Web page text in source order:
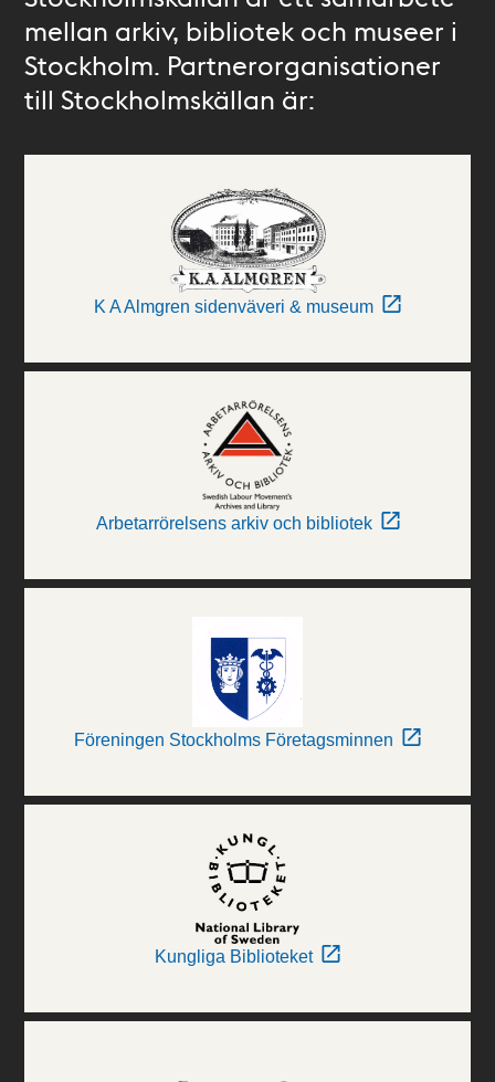
mellan arkiv, bibliotek och museer i
Stockholm. Partnerorganisationer
till Stockholmskällan är:
K A Almgren sidenväveri & museum
Arbetarrörelsens arkiv och bibliotek
Föreningen Stockholms Företagsminnen
Kungliga Biblioteket